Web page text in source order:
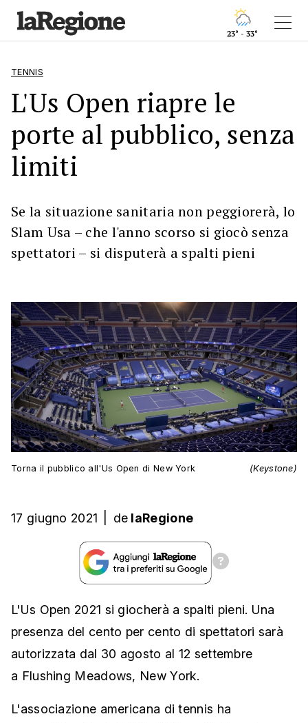
23° - 33°
TENNIS
L'Us Open riapre le
porte al pubblico, senza
limiti
Se la situazione sanitaria non peggiorerà, lo
Slam Usa – che l'anno scorso si giocò senza
spettatori – si disputerà a spalti pieni
Torna il pubblico all'Us Open di New York (Keystone)
17 giugno 2021 de laRegione
L'Us Open 2021 si giocherà a spalti pieni. Una
presenza del cento per cento di spettatori sarà
autorizzata dal 30 agosto al 12 settembre
a Flushing Meadows, New York.
L'associazione americana di tennis ha